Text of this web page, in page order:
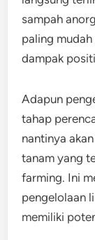
sampah
paling
dampak
Adapun
tahap
nantinya
tanam yang
farming. Ini
pengelolaan
memiliki